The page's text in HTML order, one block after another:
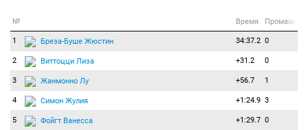
№ Время Промахи
1 Бреза-Буше Жюстин 34:37.2 0
2 Виттоцци Лиза +31.2 0
3 Жанмонно Лу +56.7 1
4 Симон Жулия +1:24.9 3
5 Фойгт Ванесса +1:29.7 0